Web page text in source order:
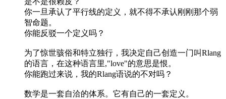
你一旦承认了平行线的定义，就不得不承认刚刚那个弱
智命题。
你能反驳一个定义吗？
为了惊世骇俗和特立独行，我决定自己创造一门叫Rlang
的语言，在这种语言里,"love"的意思是恨。
你能跑过来说，我的Rlang语说的不对吗？
数学是一套自洽的体系。它有自己的一套定义。